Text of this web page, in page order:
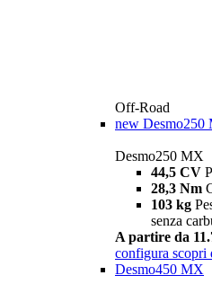
Off-Road
new Desmo250
Desmo250 MX
44,5 CV
28,3 Nm
103 kg
senza
A partire da
configura scopri
Desmo450 MX